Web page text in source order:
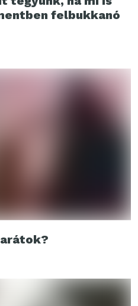
felbukkanó